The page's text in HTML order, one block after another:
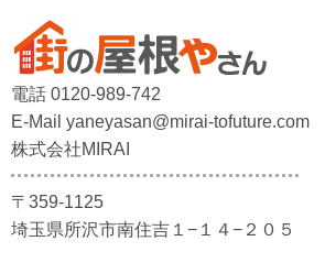
電話 0120-989-742
E-Mail yaneyasan@mirai-tofuture.com
株式会社MIRAI
〒359-1125
埼玉県所沢市南住吉１−１４−２０５